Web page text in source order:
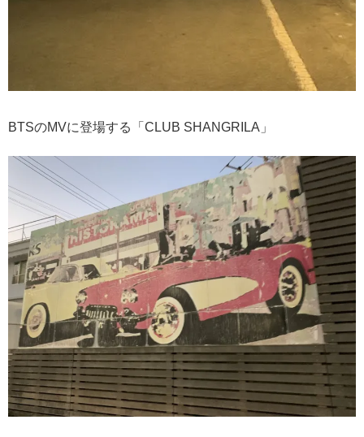
BTSのMVに登場する「CLUB SHANGRILA」